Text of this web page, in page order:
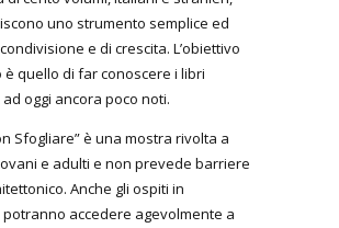
uno strumento semplice ed
e di crescita. L’obiettivo
è quello di far conoscere i libri
oggi ancora poco noti.
Sfogliare” è una mostra rivolta a
e adulti e non prevede barriere
Anche gli ospiti in
accedere agevolmente a